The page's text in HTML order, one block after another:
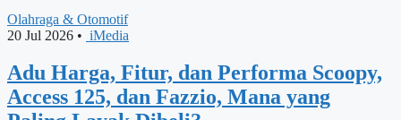
Olahraga & Otomotif
20 Jul 2026 • iMedia
Adu Harga, Fitur, dan Performa Scoopy,
Access 125, dan Fazzio, Mana yang